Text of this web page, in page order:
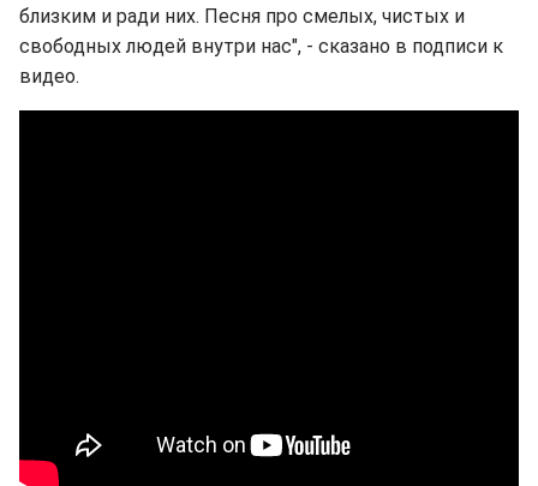
близким и ради них. Песня про смелых, чистых и
свободных людей внутри нас", - сказано в подписи к
видео.